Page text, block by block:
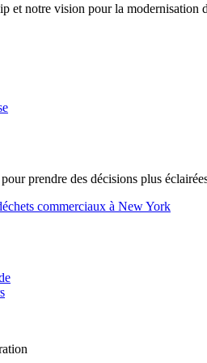
et notre vision pour la modernisation
prendre des décisions plus
commerciaux à New York